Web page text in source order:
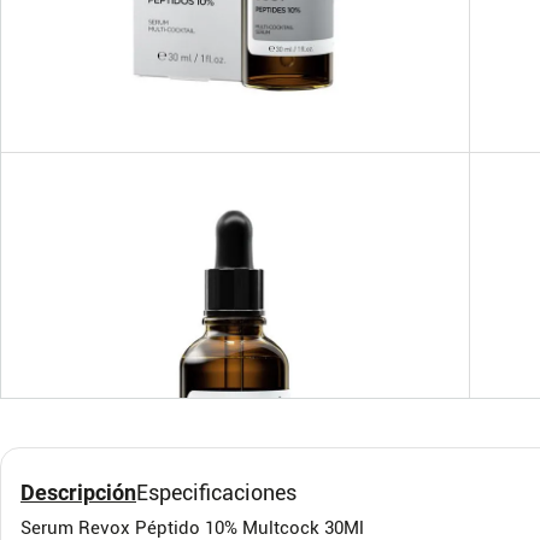
DescripciónEspecificaciones
Serum Revox Péptido 10% Multcock 30Ml
$ 24. 900